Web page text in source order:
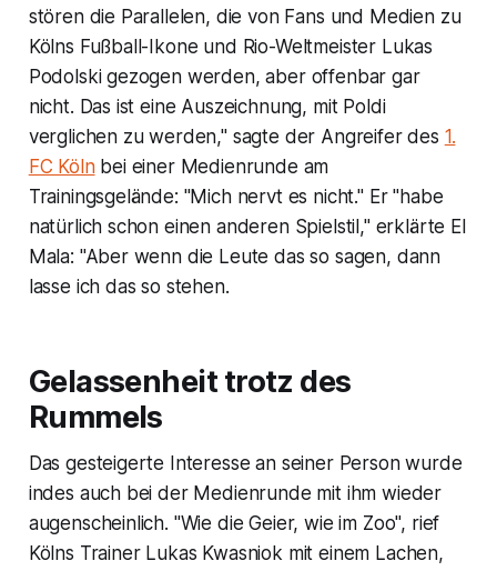
stören die Parallelen, die von Fans und Medien zu
Kölns Fußball-Ikone und Rio-Weltmeister Lukas
Podolski gezogen werden, aber offenbar gar
nicht. Das ist eine Auszeichnung, mit Poldi
verglichen zu werden," sagte der Angreifer des 1.
FC Kölnbei einer Medienrunde am
Trainingsgelände: "Mich nervt es nicht." Er "habe
natürlich schon einen anderen Spielstil," erklärte El
Mala: "Aber wenn die Leute das so sagen, dann
lasse ich das so stehen.
Gelassenheit trotz des
Rummels
Das gesteigerte Interesse an seiner Person wurde
indes auch bei der Medienrunde mit ihm wieder
augenscheinlich. "Wie die Geier, wie im Zoo", rief
Kölns Trainer Lukas Kwasniok mit einem Lachen,